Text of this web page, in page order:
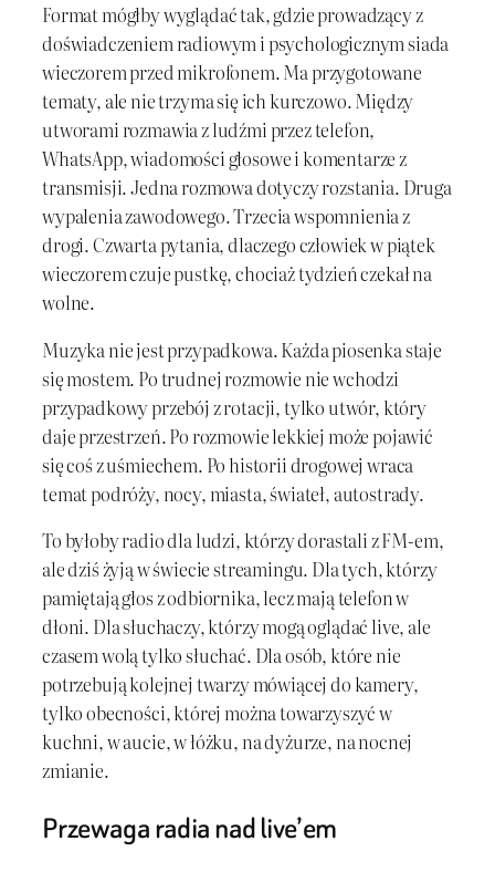
Format mógłby wyglądać tak, gdzie prowadzący z
doświadczeniem radiowym i psychologicznym siada
wieczorem przed mikrofonem. Ma przygotowane
tematy, ale nie trzyma się ich kurczowo. Między
utworami rozmawia z ludźmi przez telefon,
WhatsApp, wiadomości głosowe i komentarze z
transmisji. Jedna rozmowa dotyczy rozstania. Druga
wypalenia zawodowego. Trzecia wspomnienia z
drogi. Czwarta pytania, dlaczego człowiek w piątek
wieczorem czuje pustkę, chociaż tydzień czekał na
wolne.
Muzyka nie jest przypadkowa. Każda piosenka staje
się mostem. Po trudnej rozmowie nie wchodzi
przypadkowy przebój z rotacji, tylko utwór, który
daje przestrzeń. Po rozmowie lekkiej może pojawić
się coś z uśmiechem. Po historii drogowej wraca
temat podróży, nocy, miasta, świateł, autostrady.
To byłoby radio dla ludzi, którzy dorastali z FM-em,
ale dziś żyją w świecie streamingu. Dla tych, którzy
pamiętają głos z odbiornika, lecz mają telefon w
dłoni. Dla słuchaczy, którzy mogą oglądać live, ale
czasem wolą tylko słuchać. Dla osób, które nie
potrzebują kolejnej twarzy mówiącej do kamery,
tylko obecności, której można towarzyszyć w
kuchni, w aucie, w łóżku, na dyżurze, na nocnej
zmianie.
Przewaga radia nad live’em